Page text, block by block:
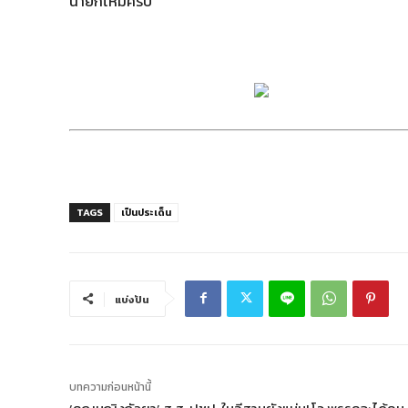
TAGS เป็นประเด็น
แบ่งปัน
บทความก่อนหน้านี้